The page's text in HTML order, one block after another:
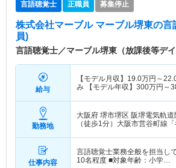
言語聴覚士 正職員 募集停止
株式会社マーブル マーブル堺東の言
員)
言語聴覚士／マーブル堺東（放課後等デイ
給与
【モデル月収】 19.0万円～
み 【モデル年収】 300万円～
勤務地
大阪府 堺市堺区 阪堺電気軌道
（徒歩1分）大阪市営谷町線
仕事内容
言語聴覚士業務全般を担当して頂き
10名程度 ■対象年齢：小学…